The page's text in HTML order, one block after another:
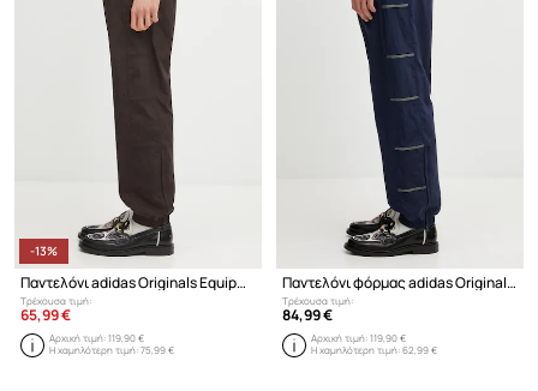
-13%
Παντελόνι adidas Originals Equipment Track Pants
Τρέχουσα τιμή:
65,99 €
Αρχική τιμή:119,90 €
Η χαμηλότερη τιμή:75,99 €
Παντελόνι φόρμας adidas Originals Equipment Track Pants
Τρέχουσα τιμή:
84,99 €
Αρχική τιμή:119,90 €
Η χαμηλότερη τιμή:62,99 €